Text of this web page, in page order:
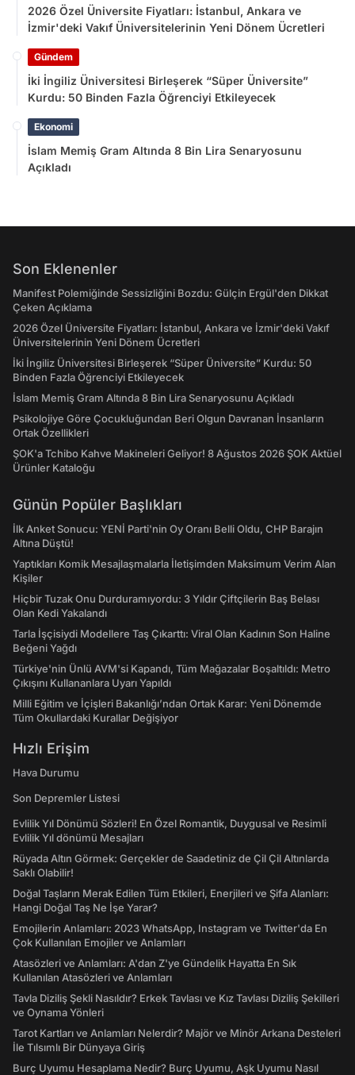
2026 Özel Üniversite Fiyatları: İstanbul, Ankara ve
İzmir'deki Vakıf Üniversitelerinin Yeni Dönem Ücretleri
Gündem
İki İngiliz Üniversitesi Birleşerek “Süper Üniversite”
Kurdu: 50 Binden Fazla Öğrenciyi Etkileyecek
Ekonomi
İslam Memiş Gram Altında 8 Bin Lira Senaryosunu
Açıkladı
Son Eklenenler
Manifest Polemiğinde Sessizliğini Bozdu: Gülçin Ergül'den Dikkat
Çeken Açıklama
2026 Özel Üniversite Fiyatları: İstanbul, Ankara ve İzmir'deki Vakıf
Üniversitelerinin Yeni Dönem Ücretleri
İki İngiliz Üniversitesi Birleşerek “Süper Üniversite” Kurdu: 50
Binden Fazla Öğrenciyi Etkileyecek
İslam Memiş Gram Altında 8 Bin Lira Senaryosunu Açıkladı
Psikolojiye Göre Çocukluğundan Beri Olgun Davranan İnsanların
Ortak Özellikleri
ŞOK'a Tchibo Kahve Makineleri Geliyor! 8 Ağustos 2026 ŞOK Aktüel
Ürünler Kataloğu
Günün Popüler Başlıkları
İlk Anket Sonucu: YENİ Parti'nin Oy Oranı Belli Oldu, CHP Barajın
Altına Düştü!
Yaptıkları Komik Mesajlaşmalarla İletişimden Maksimum Verim Alan
Kişiler
Hiçbir Tuzak Onu Durduramıyordu: 3 Yıldır Çiftçilerin Baş Belası
Olan Kedi Yakalandı
Tarla İşçisiydi Modellere Taş Çıkarttı: Viral Olan Kadının Son Haline
Beğeni Yağdı
Türkiye'nin Ünlü AVM'si Kapandı, Tüm Mağazalar Boşaltıldı: Metro
Çıkışını Kullananlara Uyarı Yapıldı
Milli Eğitim ve İçişleri Bakanlığı’ndan Ortak Karar: Yeni Dönemde
Tüm Okullardaki Kurallar Değişiyor
Hızlı Erişim
Hava Durumu
Son Depremler Listesi
Evlilik Yıl Dönümü Sözleri! En Özel Romantik, Duygusal ve Resimli
Evlilik Yıl dönümü Mesajları
Rüyada Altın Görmek: Gerçekler de Saadetiniz de Çil Çil Altınlarda
Saklı Olabilir!
Doğal Taşların Merak Edilen Tüm Etkileri, Enerjileri ve Şifa Alanları:
Hangi Doğal Taş Ne İşe Yarar?
Emojilerin Anlamları: 2023 WhatsApp, Instagram ve Twitter'da En
Çok Kullanılan Emojiler ve Anlamları
Atasözleri ve Anlamları: A'dan Z'ye Gündelik Hayatta En Sık
Kullanılan Atasözleri ve Anlamları
Tavla Diziliş Şekli Nasıldır? Erkek Tavlası ve Kız Tavlası Diziliş Şekilleri
ve Oynama Yönleri
Tarot Kartları ve Anlamları Nelerdir? Majör ve Minör Arkana Desteleri
İle Tılsımlı Bir Dünyaya Giriş
Burç Uyumu Hesaplama Nedir? Burç Uyumu, Aşk Uyumu Nasıl